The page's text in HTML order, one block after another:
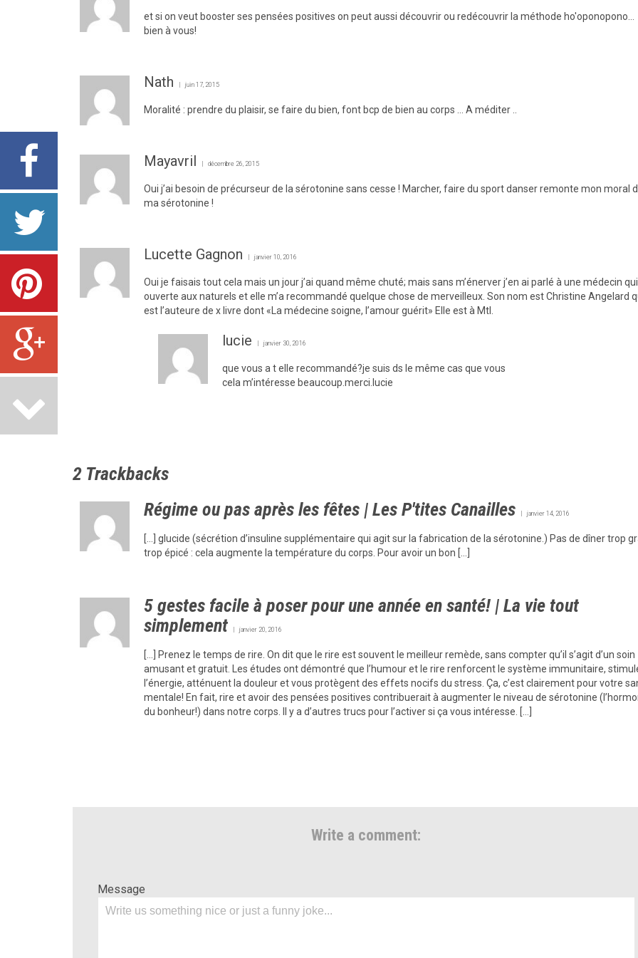
et si on veut booster ses pensées positives on peut aussi découvrir ou redécouvrir la méthode ho'oponopono…
bien à vous!
Nath juin 17, 2015
Moralité : prendre du plaisir, se faire du bien, font bcp de bien au corps … A méditer ..
Mayavril décembre 26, 2015
Oui j’ai besoin de précurseur de la sérotonine sans cesse ! Marcher, faire du sport danser remonte mon moral
ma sérotonine !
Lucette Gagnon janvier 10, 2016
Oui je faisais tout cela mais un jour j’ai quand même chuté; mais sans m’énerver j’en ai parlé à une médecin
ouverte aux naturels et elle m’a recommandé quelque chose de merveilleux. Son nom est Christine Angelard
est l’auteure de x livre dont «La médecine soigne, l’amour guérit» Elle est à Mtl.
lucie janvier 30, 2016
que vous a t elle recommandé?je suis ds le même cas que vous
cela m’intéresse beaucoup.merci.lucie
2 Trackbacks
Régime ou pas après les fêtes | Les P'tites Canailles
janvier 14, 2016
[…] glucide (sécrétion d’insuline supplémentaire qui agit sur la fabrication de la sérotonine.) Pas de dîner trop
trop épicé : cela augmente la température du corps. Pour avoir un bon […]
5 gestes facile à poser pour une année en santé! | La vie tout
simplement
janvier 20, 2016
[…] Prenez le temps de rire. On dit que le rire est souvent le meilleur remède, sans compter qu’il s’agit d’un soin
amusant et gratuit. Les études ont démontré que l’humour et le rire renforcent le système immunitaire,
l’énergie, atténuent la douleur et vous protègent des effets nocifs du stress. Ça, c’est clairement pour votre
mentale! En fait, rire et avoir des pensées positives contribuerait à augmenter le niveau de sérotonine
du bonheur!) dans notre corps. Il y a d’autres trucs pour l’activer si ça vous intéresse. […]
Write a comment:
Message